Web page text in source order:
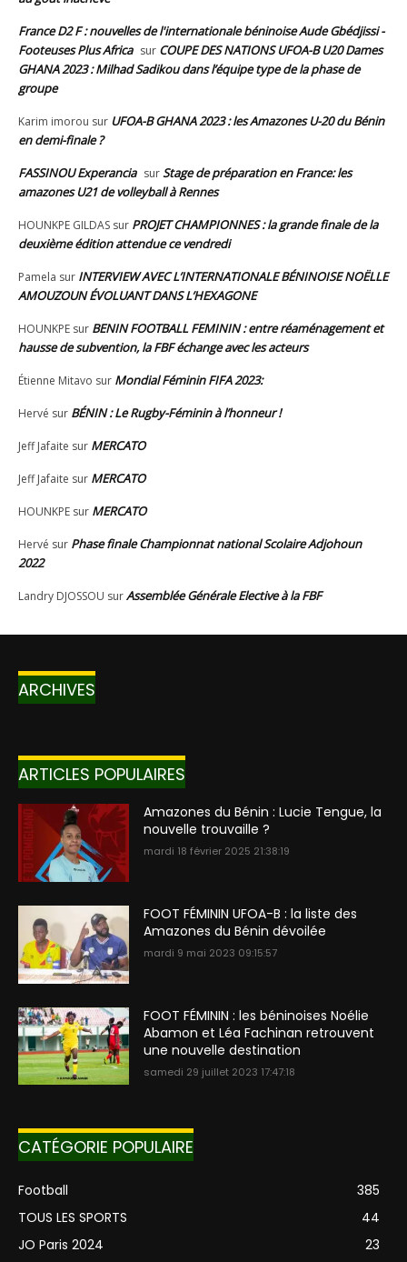
ARCHIVES
ARTICLES POPULAIRES
Amazones du Bénin : Lucie Tengue, la
nouvelle trouvaille ?
mardi 18 février 2025 21:38:19
FOOT FÉMININ UFOA-B : la liste des
Amazones du Bénin dévoilée
mardi 9 mai 2023 09:15:57
FOOT FÉMININ : les béninoises Noélie
Abamon et Léa Fachinan retrouvent
une nouvelle destination
samedi 29 juillet 2023 17:47:18
CATÉGORIE POPULAIRE
Football
385
TOUS LES SPORTS
44
JO Paris 2024
23